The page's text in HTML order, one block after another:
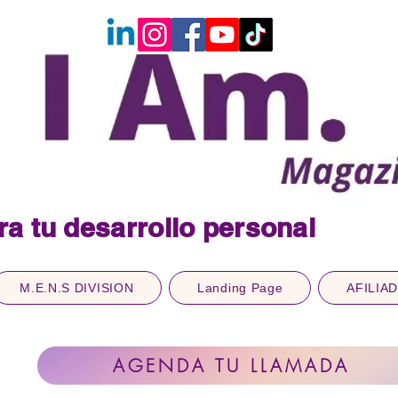
tu desarrollo personal
M.E.N.S DIVISION Landing Page
AGENDA TU LLAMADA